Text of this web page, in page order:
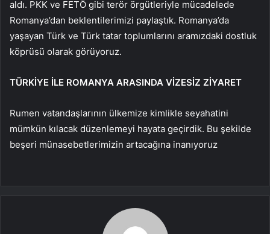
aldı. PKK ve FETÖ gibi terör örgütleriyle mücadelede
Romanya’dan beklentilerimizi paylaştık. Romanya’da
yaşayan Türk ve Türk tatar toplumlarını aramızdaki dostluk
köprüsü olarak görüyoruz.
TÜRKİYE İLE ROMANYA ARASINDA VİZESİZ ZİYARET
Rumen vatandaşlarının ülkemize kimlikle seyahatini
mümkün kılacak düzenlemeyi hayata geçirdik. Bu şekilde
beşeri münasebetlerimizin artacağına inanıyoruz